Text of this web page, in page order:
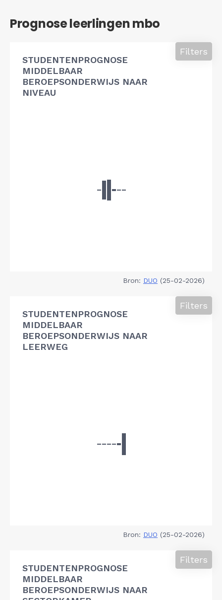
Prognose leerlingen mbo
STUDENTENPROGNOSE
MIDDELBAAR
BEROEPSONDERWIJS NAAR
NIVEAU
Filters
Bron: DUO (25-02-2026)
STUDENTENPROGNOSE
MIDDELBAAR
BEROEPSONDERWIJS NAAR
LEERWEG
Filters
Bron: DUO (25-02-2026)
STUDENTENPROGNOSE
MIDDELBAAR
BEROEPSONDERWIJS NAAR
Filters